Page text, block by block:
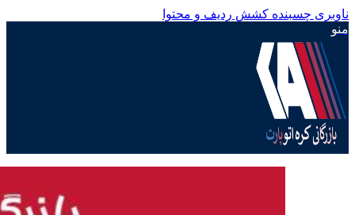
ناوبری چسبنده کشش ردیف و محتوا
منو